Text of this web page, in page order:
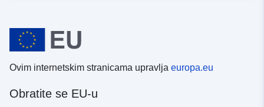
Ovim internetskim stranicama upravlja europa.eu
Obratite se EU-u